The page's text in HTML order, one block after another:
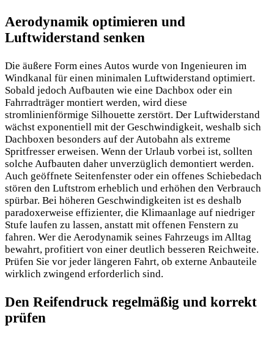
Aerodynamik optimieren und
Luftwiderstand senken
Die äußere Form eines Autos wurde von Ingenieuren im
Windkanal für einen minimalen Luftwiderstand optimiert.
Sobald jedoch Aufbauten wie eine Dachbox oder ein
Fahrradträger montiert werden, wird diese
stromlinienförmige Silhouette zerstört. Der Luftwiderstand
wächst exponentiell mit der Geschwindigkeit, weshalb sich
Dachboxen besonders auf der Autobahn als extreme
Spritfresser erweisen. Wenn der Urlaub vorbei ist, sollten
solche Aufbauten daher unverzüglich demontiert werden.
Auch geöffnete Seitenfenster oder ein offenes Schiebedach
stören den Luftstrom erheblich und erhöhen den Verbrauch
spürbar. Bei höheren Geschwindigkeiten ist es deshalb
paradoxerweise effizienter, die Klimaanlage auf niedriger
Stufe laufen zu lassen, anstatt mit offenen Fenstern zu
fahren. Wer die Aerodynamik seines Fahrzeugs im Alltag
bewahrt, profitiert von einer deutlich besseren Reichweite.
Prüfen Sie vor jeder längeren Fahrt, ob externe Anbauteile
wirklich zwingend erforderlich sind.
Den Reifendruck regelmäßig und korrekt
prüfen